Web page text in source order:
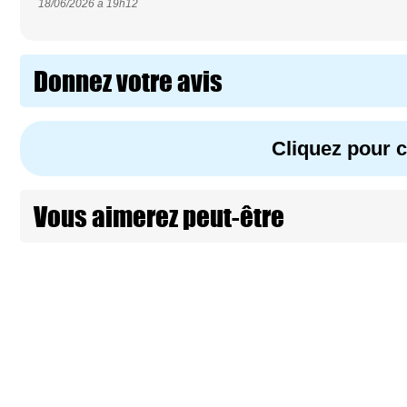
18/06/2026 à 19h12
Donnez votre avis
Cliquez pour
Vous aimerez peut-être